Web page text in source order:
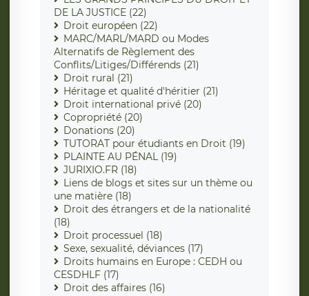
DE LA JUSTICE (22)
Droit européen (22)
MARC/MARL/MARD ou Modes
Alternatifs de Règlement des
Conflits/Litiges/Différends (21)
Droit rural (21)
Héritage et qualité d'héritier (21)
Droit international privé (20)
Copropriété (20)
Donations (20)
TUTORAT pour étudiants en Droit (19)
PLAINTE AU PÉNAL (19)
JURIXIO.FR (18)
Liens de blogs et sites sur un thème ou
une matière (18)
Droit des étrangers et de la nationalité
(18)
Droit processuel (18)
Sexe, sexualité, déviances (17)
Droits humains en Europe : CEDH ou
CESDHLF (17)
Droit des affaires (16)